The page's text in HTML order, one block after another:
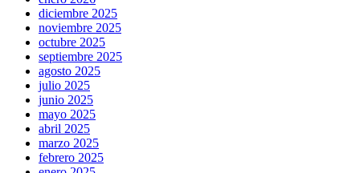
diciembre 2025
noviembre 2025
octubre 2025
septiembre 2025
agosto 2025
julio 2025
junio 2025
mayo 2025
abril 2025
marzo 2025
febrero 2025